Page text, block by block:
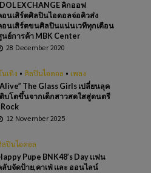
IDOL EXCHANGE คิกออฟ
อนเสิร์ตศิลปินไอดอลจ่อคิวส่ง
อนเสิร์ตขนศิลปินแน่นเวทีทุกเดือน
นย์การค้า MBK Center
28 December 2020
เทิง • ศิลปินไอดอล • เพลง
The Glass Girls เปลี่ยนลุค
ติบโตขึ้นจากเด็กสาวสดใสสู่ดนตรี
12 November 2025
ลปินไอดอล
Pupe BNK48’s Day เเฟน
ลับจัดป้าย,คาเฟ่ เเละ ออนไลน์